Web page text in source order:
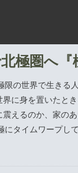
極圏へ
限の世界で生きる
に身を置いたと
震えるのか、家の
にタイムワープし